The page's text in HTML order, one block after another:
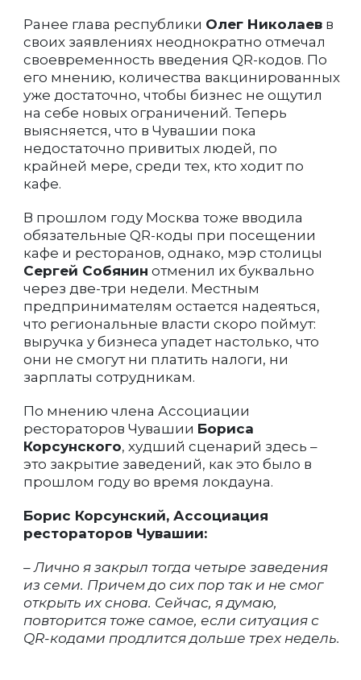
Ранее глава республики Олег Николаев в
своих заявлениях неоднократно отмечал
своевременность введения QR-кодов. По
его мнению, количества вакцинированных
уже достаточно, чтобы бизнес не ощутил
на себе новых ограничений. Теперь
выясняется, что в Чувашии пока
недостаточно привитых людей, по
крайней мере, среди тех, кто ходит по
кафе.
В прошлом году Москва тоже вводила
обязательные QR-коды при посещении
кафе и ресторанов, однако, мэр столицы
Сергей Собянин отменил их буквально
через две-три недели. Местным
предпринимателям остается надеяться,
что региональные власти скоро поймут:
выручка у бизнеса упадет настолько, что
они не смогут ни платить налоги, ни
зарплаты сотрудникам.
По мнению члена Ассоциации
рестораторов Чувашии Бориса
Корсунского, худший сценарий здесь –
это закрытие заведений, как это было в
прошлом году во время локдауна.
Борис Корсунский, Ассоциация
рестораторов Чувашии:
– Лично я закрыл тогда четыре заведения
из семи. Причем до сих пор так и не смог
открыть их снова. Сейчас, я думаю,
повторится тоже самое, если ситуация с
QR-кодами продлится дольше трех недель.